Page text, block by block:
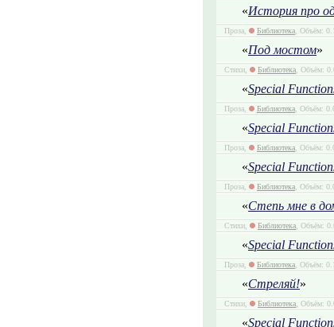
«История про
Проза, Библиотека, Объём:
«Под мостом»
Стихи, Библиотека, Объём:
«Special
Проза, Библиотека, Объём:
«Special
Проза, Библиотека, Объём:
«Special
Проза, Библиотека, Объём:
«Степь мне в
Стихи, Библиотека, Объём:
«Special
Проза, Библиотека, Объём:
«Стреляй!»
Стихи, Библиотека, Объём:
«Special